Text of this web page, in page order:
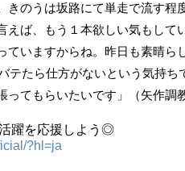
きのうは坂路にて単走で流す程
ば、もう１本欲しい気もして
いますからね。昨日も素晴ら
テたら仕方がないという気持ち
てもらいたいです」（矢作調
躍を応援しよう◎
?hl=ja